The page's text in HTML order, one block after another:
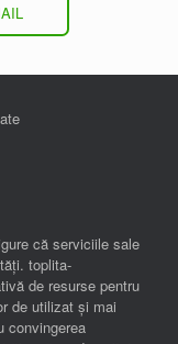
că serviciile sale
toplita-
de resurse pentru
de utilizat și mai
convingerea